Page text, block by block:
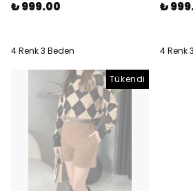
₺ 999.00
4 Renk 3 Beden
₺
4 Renk
Tükendi